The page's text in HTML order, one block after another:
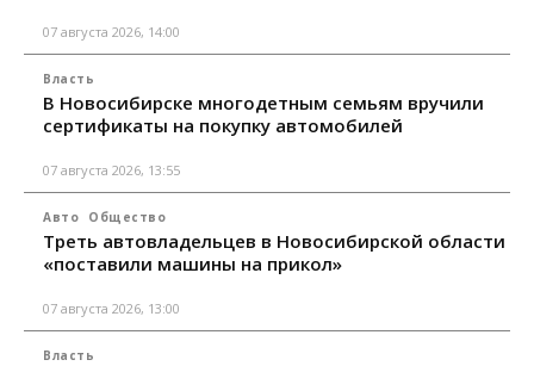
07 августа 2026, 14:00
Власть
В Новосибирске многодетным семьям вручили
сертификаты на покупку автомобилей
07 августа 2026, 13:55
Авто Общество
Треть автовладельцев в Новосибирской области
«поставили машины на прикол»
07 августа 2026, 13:00
Власть